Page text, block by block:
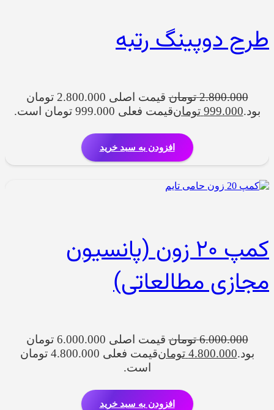
طرح دوپینگ رتبه
2.800.000 تومان
قیمت اصلی 2.800.000 تومان
بود.999.000 تومانقیمت فعلی 999.000 تومان است.
افزودن به سبد خرید
کمپ ۲۰ زون (پانسیون
مجازی مطالعاتی)
6.000.000 تومان
قیمت اصلی 6.000.000 تومان
بود.4.800.000 تومان
قیمت فعلی 4.800.000 تومان
است.
افزودن به سبد خرید